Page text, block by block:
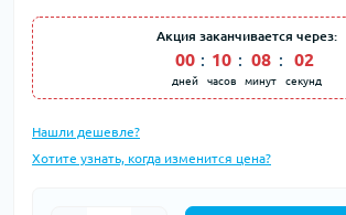
Акция заканчивается через:
00
дней
: 10
часов
: 08
минут
: 02
секунд
Нашли дешевле?
Хотите узнать, когда изменится цена?